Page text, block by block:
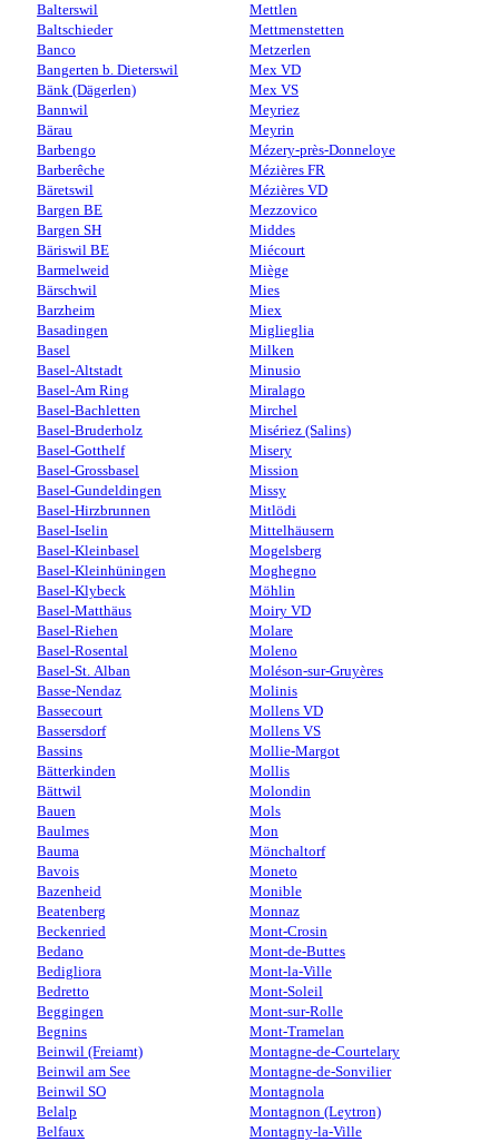
Balterswil
Baltschieder
Banco
Bangerten b. Dieterswil
Bänk (Dägerlen)
Bannwil
Bärau
Barbengo
Barberêche
Bäretswil
Bargen BE
Bargen SH
Bäriswil BE
Barmelweid
Bärschwil
Barzheim
Basadingen
Basel
Basel-Altstadt
Basel-Am Ring
Basel-Bachletten
Basel-Bruderholz
Basel-Gotthelf
Basel-Grossbasel
Basel-Gundeldingen
Basel-Hirzbrunnen
Basel-Iselin
Basel-Kleinbasel
Basel-Kleinhüningen
Basel-Klybeck
Basel-Matthäus
Basel-Riehen
Basel-Rosental
Basel-St. Alban
Basse-Nendaz
Bassecourt
Bassersdorf
Bassins
Bätterkinden
Bättwil
Bauen
Baulmes
Bauma
Bavois
Bazenheid
Beatenberg
Beckenried
Bedano
Bedigliora
Bedretto
Beggingen
Begnins
Beinwil (Freiamt)
Beinwil am See
Beinwil SO
Belalp
Belfaux
Mettlen
Mettmenstetten
Metzerlen
Mex VD
Mex VS
Meyriez
Meyrin
Mézery-près-Donneloye
Mézières FR
Mézières VD
Mezzovico
Middes
Miécourt
Miège
Mies
Miex
Miglieglia
Milken
Minusio
Miralago
Mirchel
Misériez (Salins)
Misery
Mission
Missy
Mitlödi
Mittelhäusern
Mogelsberg
Moghegno
Möhlin
Moiry VD
Molare
Moleno
Moléson-sur-Gruyères
Molinis
Mollens VD
Mollens VS
Mollie-Margot
Mollis
Molondin
Mols
Mon
Mönchaltorf
Moneto
Monible
Monnaz
Mont-Crosin
Mont-de-Buttes
Mont-la-Ville
Mont-Soleil
Mont-sur-Rolle
Mont-Tramelan
Montagne-de-Courtelary
Montagne-de-Sonvilier
Montagnola
Montagnon (Leytron)
Montagny-la-Ville